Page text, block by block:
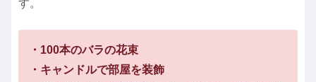
す。
・100本のバラの花束
・キャンドルで部屋を装飾